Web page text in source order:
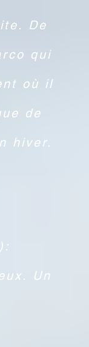
De
qui
où il
de
hiver.
Un